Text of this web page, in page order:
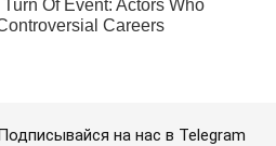
на нас в Telegram